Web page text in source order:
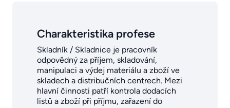
Charakteristika profese
Skladník / Skladnice je pracovník
odpovědný za příjem, skladování,
manipulaci a výdej materiálu a zboží ve
skladech a distribučních centrech. Mezi
hlavní činnosti patří kontrola dodacích
listů a zboží při příjmu, zařazení do